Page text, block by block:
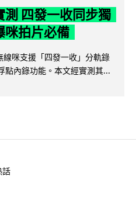
四發一收同步獨
拍片必備
咪支援「四發一收」分軌錄
內錄功能。本文經實測其...
話